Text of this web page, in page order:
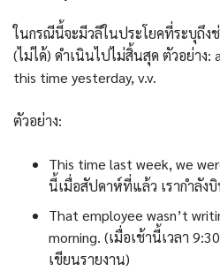
ในกรณีนี้จะมีวลีในประโยคที่ระบุถึง
(ไม่ได้) ดำเนินไปไม่สิ้นสุด ตัวอย่าง
this time yesterday, v.v.
ตัวอย่าง:
This time last week, we
นี้เมื่อสัปดาห์ที่แล้ว เรากำลัง
That employee wasn’t
morning. (เมื่อเช้านี้เวลา
เขียนรายงาน)